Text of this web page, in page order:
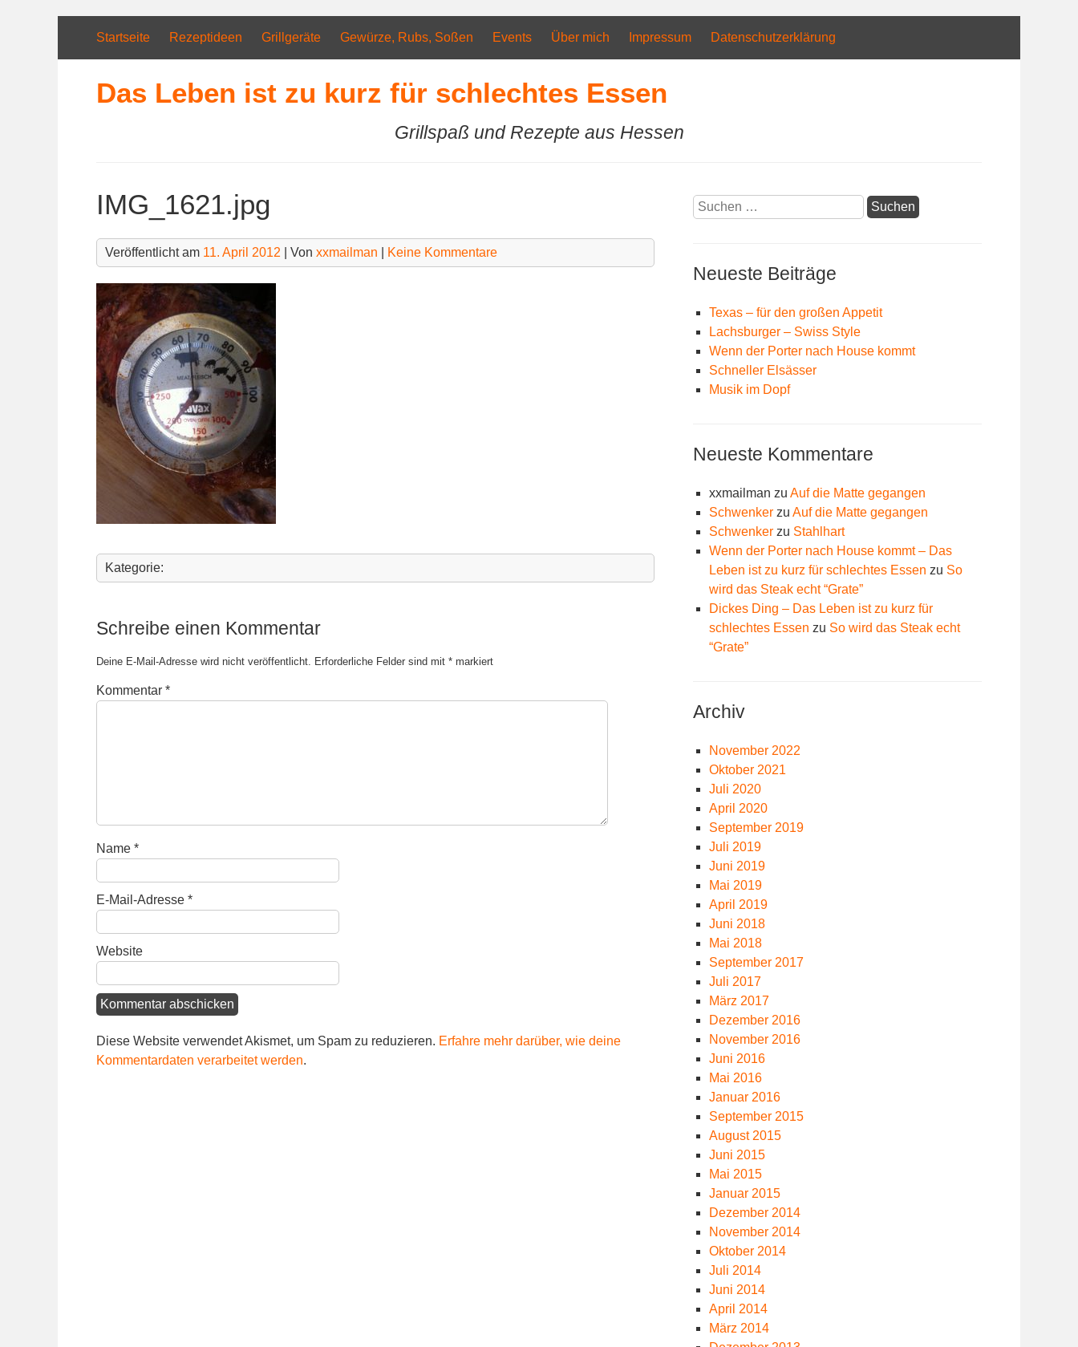
Startseite Rezeptideen Grillgeräte Gewürze, Rubs, Soßen Events Über mich Impressum Datenschutzerklärung
Das Leben ist zu kurz für schlechtes Essen
Grillspaß und Rezepte aus Hessen
IMG_1621.jpg
Veröffentlicht am 11. April 2012 | Von xxmailman Keine Kommentare
Kategorie:
Schreibe einen Kommentar
Deine E-Mail-Adresse wird nicht veröffentlicht. Erforderliche Felder sind mit * markiert
Kommentar *
Name *
E-Mail-Adresse *
Website
Diese Website verwendet Akismet, um Spam zu reduzieren. Erfahre mehr darüber, wie deine
Kommentardaten verarbeitet werden.
Suchen
nach:
Neueste Beiträge
Texas – für den großen Appetit
Lachsburger – Swiss Style
Wenn der Porter nach House kommt
Schneller Elsässer
Musik im Dopf
Neueste Kommentare
xxmailman zu Auf die Matte gegangen
Schwenker zu Auf die Matte gegangen
Schwenker zu Stahlhart
Wenn der Porter nach House kommt – Das
Leben ist zu kurz für schlechtes Essen zu So
wird das Steak echt “Grate”
Dickes Ding – Das Leben ist zu kurz für
schlechtes Essen zu So wird das Steak echt
“Grate”
Archiv
November 2022
Oktober 2021
Juli 2020
April 2020
September 2019
Juli 2019
Juni 2019
Mai 2019
April 2019
Juni 2018
Mai 2018
September 2017
Juli 2017
März 2017
Dezember 2016
November 2016
Juni 2016
Mai 2016
Januar 2016
September 2015
August 2015
Juni 2015
Mai 2015
Januar 2015
Dezember 2014
November 2014
Oktober 2014
Juli 2014
Juni 2014
April 2014
März 2014